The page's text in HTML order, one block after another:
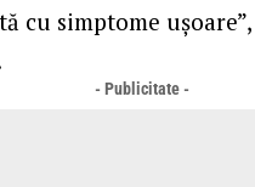
cu simptome
- Publicitate -